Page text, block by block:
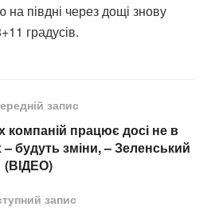
на півдні через дощі знову
градусів.
запис
компаній працює досі не в
будуть зміни, – Зеленський
(ВІДЕО)
запис